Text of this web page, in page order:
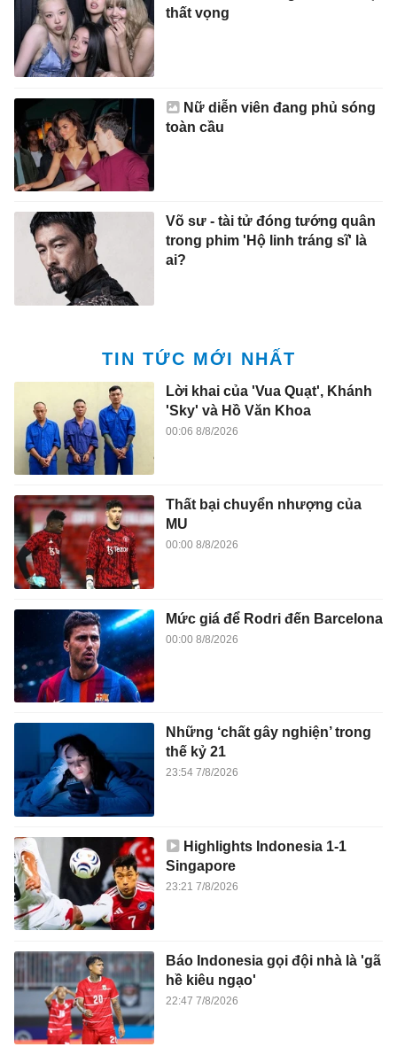
thất vọng
Nữ diễn viên đang phủ sóng
toàn cầu
Võ sư - tài tử đóng tướng quân
trong phim 'Hộ linh tráng sĩ' là
ai?
TIN TỨC MỚI NHẤT
Lời khai của 'Vua Quạt', Khánh
'Sky' và Hồ Văn Khoa
00:06 8/8/2026
Thất bại chuyển nhượng của
MU
00:00 8/8/2026
Mức giá để Rodri đến Barcelona
00:00 8/8/2026
Những ‘chất gây nghiện’ trong
thế kỷ 21
23:54 7/8/2026
Highlights Indonesia 1-1
Singapore
23:21 7/8/2026
Báo Indonesia gọi đội nhà là 'gã
hề kiêu ngạo'
22:47 7/8/2026